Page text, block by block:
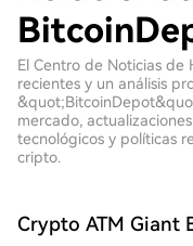
El Centro de Noticias de
recientes y un análisis
mercado,
tecnológicos y políticas
cripto.
Crypto ATM Giant